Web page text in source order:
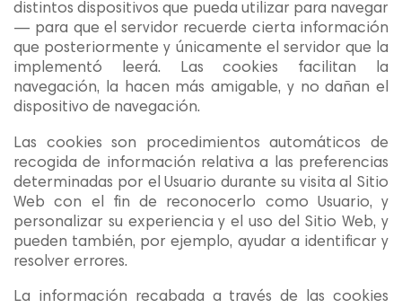
distintos dispositivos que pueda utilizar para navegar
— para que el servidor recuerde cierta información
que posteriormente y únicamente el servidor que la
implementó leerá. Las cookies facilitan la
navegación, la hacen más amigable, y no dañan el
dispositivo de navegación.
Las cookies son procedimientos automáticos de
recogida de información relativa a las preferencias
determinadas por el Usuario durante su visita al Sitio
Web con el fin de reconocerlo como Usuario, y
personalizar su experiencia y el uso del Sitio Web, y
pueden también, por ejemplo, ayudar a identificar y
resolver errores.
La información recabada a través de las cookies